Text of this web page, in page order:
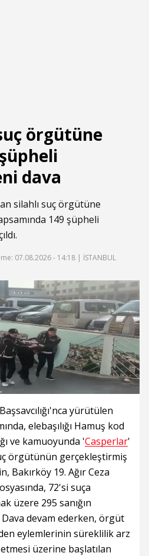
örgütüne
dava
silahlı suç örgütüne
149 şüpheli
07.08.2026 - 14:18 | İSTANBUL
yürütülen
elebaşılığı Hamuş kod
ve kamuoyunda 'Casperlar'
örgütünün gerçekleştirmiş
Bakırköy 19. Ağır Ceza
72'si suça
üzere 295 sanığın
Dava devam ederken, örgüt
eylemlerinin süreklilik arz
üzerine başlatılan